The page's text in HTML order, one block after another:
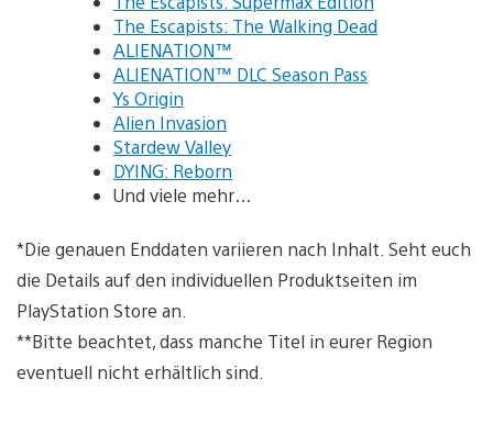
The Escapists: The Walking Dead
ALIENATION™
ALIENATION™ DLC Season Pass
Ys Origin
Alien Invasion
Stardew Valley
DYING: Reborn
Und viele mehr…
*Die genauen Enddaten variieren nach Inhalt. Seht euch
die Details auf den individuellen Produktseiten im
PlayStation Store an.
**Bitte beachtet, dass manche Titel in eurer Region
eventuell nicht erhältlich sind.